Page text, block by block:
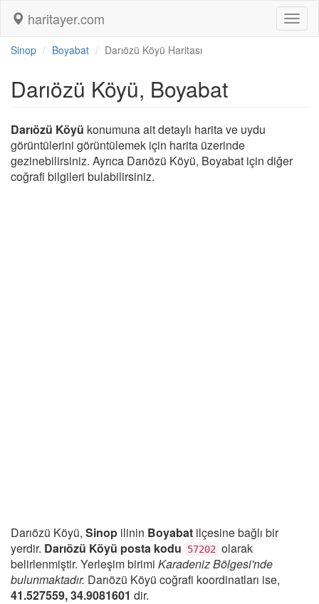
haritayer.com
Sinop Boyabat Darıözü Köyü Haritası
Darıözü Köyü, Boyabat
Darıözü Köyü konumuna ait detaylı harita ve uydu
görüntülerini görüntülemek için harita üzerinde
gezinebilirsiniz. Ayrıca Darıözü Köyü, Boyabat için diğer
coğrafi bilgileri bulabilirsiniz.
Darıözü Köyü, Sinop ilinin Boyabat ilçesine bağlı bir
yerdir. Darıözü Köyü posta kodu 57202 olarak
belirlenmiştir. Yerleşim birimi Karadeniz Bölgesi'nde
bulunmaktadır. Darıözü Köyü coğrafi koordinatları ise,
41.527559, 34.9081601 dir.